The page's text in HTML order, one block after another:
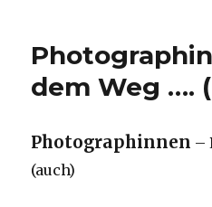
dem Weg ….
Photographinnen –
(auch)